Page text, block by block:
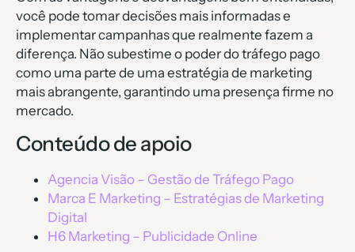
você pode tomar decisões mais informadas e
implementar campanhas que realmente fazem a
diferença. Não subestime o poder do tráfego pago
como uma parte de uma estratégia de marketing
mais abrangente, garantindo uma presença firme no
mercado.
Conteúdo de apoio
Agencia Visão – Gestão de Tráfego Pago
Marca E Marketing – Estratégias de Marketing
Digital
H6 Marketing – Publicidade Online